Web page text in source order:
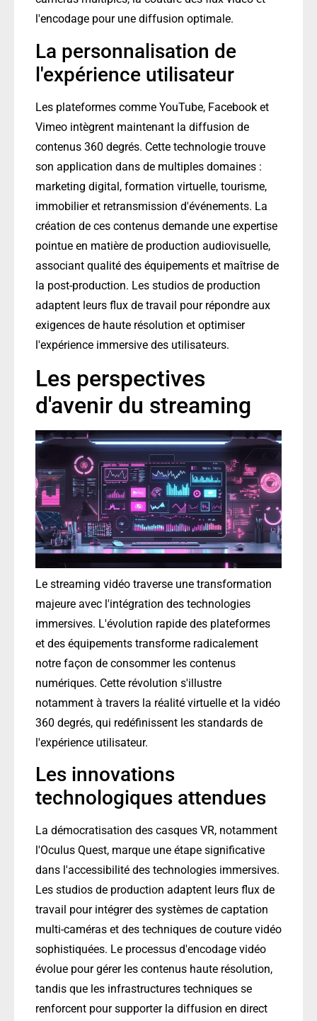
l'encodage pour une diffusion optimale.
La personnalisation de
l'expérience utilisateur
Les plateformes comme YouTube, Facebook et
Vimeo intègrent maintenant la diffusion de
contenus 360 degrés. Cette technologie trouve
son application dans de multiples domaines :
marketing digital, formation virtuelle, tourisme,
immobilier et retransmission d'événements. La
création de ces contenus demande une expertise
pointue en matière de production audiovisuelle,
associant qualité des équipements et maîtrise de
la post-production. Les studios de production
adaptent leurs flux de travail pour répondre aux
exigences de haute résolution et optimiser
l'expérience immersive des utilisateurs.
Les perspectives
d'avenir du streaming
Le streaming vidéo traverse une transformation
majeure avec l'intégration des technologies
immersives. L'évolution rapide des plateformes
et des équipements transforme radicalement
notre façon de consommer les contenus
numériques. Cette révolution s'illustre
notamment à travers la réalité virtuelle et la vidéo
360 degrés, qui redéfinissent les standards de
l'expérience utilisateur.
Les innovations
technologiques attendues
La démocratisation des casques VR, notamment
l'Oculus Quest, marque une étape significative
dans l'accessibilité des technologies immersives.
Les studios de production adaptent leurs flux de
travail pour intégrer des systèmes de captation
multi-caméras et des techniques de couture vidéo
sophistiquées. Le processus d'encodage vidéo
évolue pour gérer les contenus haute résolution,
tandis que les infrastructures techniques se
renforcent pour supporter la diffusion en direct